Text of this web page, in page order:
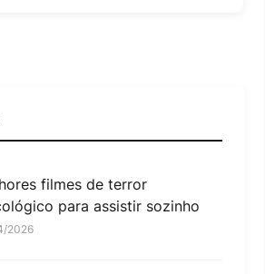
filmes de terror
para assistir sozinho
2026